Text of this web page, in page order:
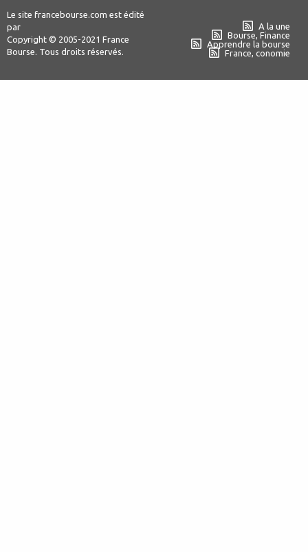
Le site francebourse.com est édité
par
Copyright © 2005-2021 France
Bourse. Tous droits réservés.
A la une
Bourse, Finance
Apprendre la bourse
France, conomie